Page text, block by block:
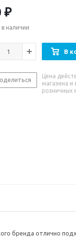
экологически
Терме. Такое
сладким и
качества:
сладкий
к
освежающего
₽
в наличии
В
Цена
магазина и
розничных
бренда отлично